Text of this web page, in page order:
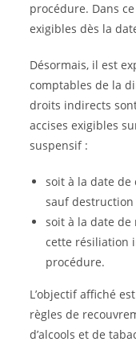
procédure. Dans
exigibles dès la
Désormais, il est
comptables de la
droits indirects
accises exigibles
suspensif :
soit à la date
sauf
soit à la date
cette résiliation
procédure.
L’objectif affiché
règles de
d’alcools et de